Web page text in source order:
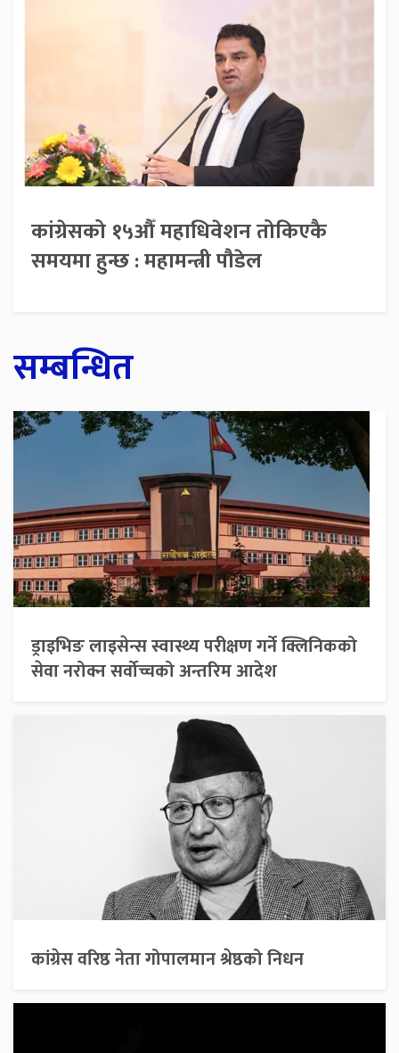
कांग्रेसको १५औँ महाधिवेशन तोकिएकै
समयमा हुन्छ : महामन्त्री पौडेल
सम्बन्धित
ड्राइभिङ लाइसेन्स स्वास्थ्य परीक्षण गर्ने क्लिनिकको
सेवा नरोक्न सर्वोच्चको अन्तरिम आदेश
कांग्रेस वरिष्ठ नेता गोपालमान श्रेष्ठको निधन